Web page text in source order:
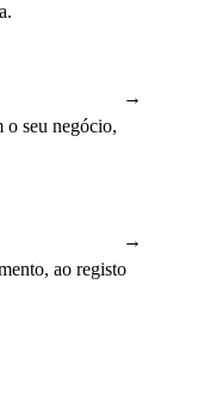
→
o seu negócio,
→
ao registo